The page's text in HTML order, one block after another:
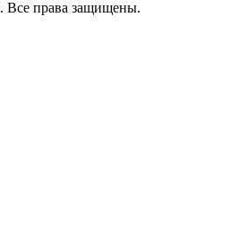
Все права защищены.